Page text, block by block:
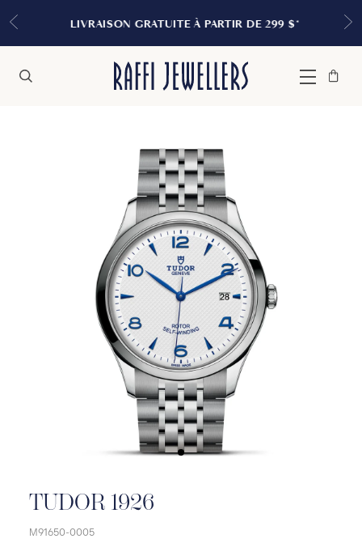
LIVRAISON GRATUITE À PARTIR DE 299 $*
Menu
Sac
Fermer
TUDOR 1926
M91650-0005